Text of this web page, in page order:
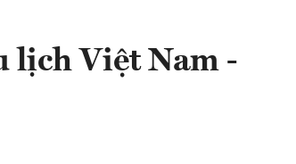
lịch Việt Nam -